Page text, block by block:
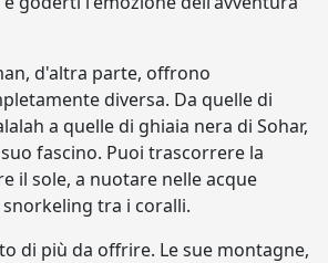
d'altra parte, offrono
diversa. Da quelle di
a quelle di ghiaia nera di Sohar,
fascino. Puoi trascorrere la
il sole, a nuotare nelle acque
tra i coralli.
di più da offrire. Le sue montagne,